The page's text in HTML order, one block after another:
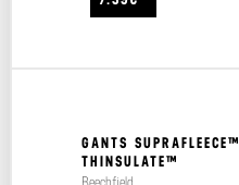
GANTS SUPRAFLEECE™
THINSULATE™